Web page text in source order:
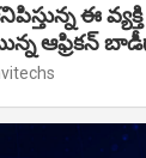
ఈ వ్యక్తి
ఆఫ్రికన్